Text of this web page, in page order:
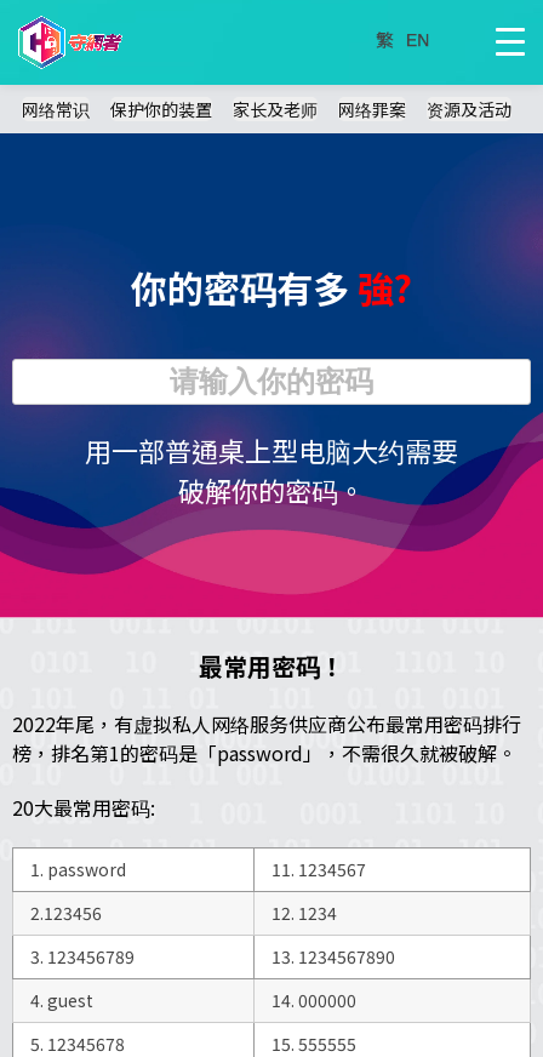
网络常识 保护你的装置 家长及老师 网络罪案 资源及活动
你的密码有多 強?
用一部普通桌上型电脑大约需要
破解你的密码。
最常用密码！
2022年尾，有虚拟私人网络服务供应商公布最常用密码排行
榜，排名第1的密码是「password」，不需很久就被破解。
20大最常用密码:
1. password
11. 1234567
2.123456
12. 1234
3. 123456789
13. 1234567890
4. guest
14. 000000
5. 12345678
15. 555555